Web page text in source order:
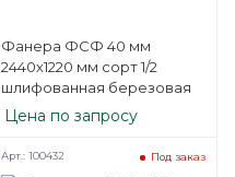
Фанера ФСФ 40 мм
2440х1220 мм сорт 1/2
шлифованная березовая
Цена по запросу
Под заказ
Арт.: 100432